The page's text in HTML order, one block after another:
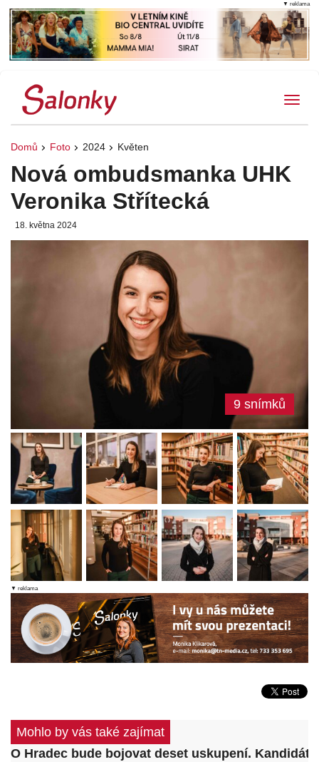
Domů Foto 2024 Květen
Nová ombudsmanka UHK
Veronika Střítecká
18. května 2024
9 snímků
▼ reklama
Mohlo by vás také zajímat
O Hradec bude bojovat deset uskupení.
▼ reklama